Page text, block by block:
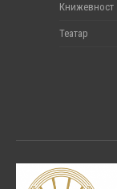
Книжевност
Театар